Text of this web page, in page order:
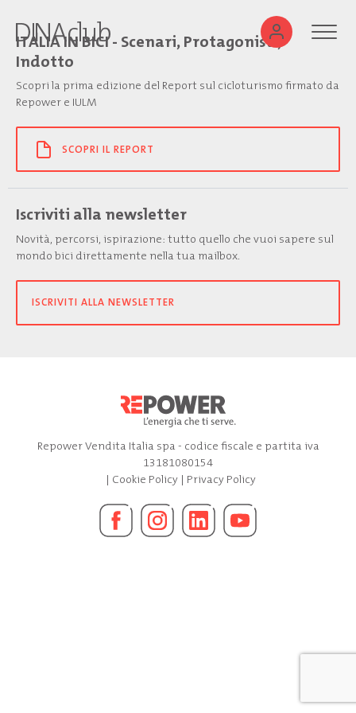
ITALIA IN BICI - Scenari, Protagonisti,
Indotto
Scopri la prima edizione del Report sul cicloturismo firmato da
Repower e IULM
SCOPRI IL REPORT
Iscriviti alla newsletter
Novità, percorsi, ispirazione: tutto quello che vuoi sapere sul
mondo bici direttamente nella tua mailbox.
ISCRIVITI ALLA NEWSLETTER
Repower Vendita Italia spa - codice fiscale e partita iva
13181080154
| Cookie Policy| Privacy Policy